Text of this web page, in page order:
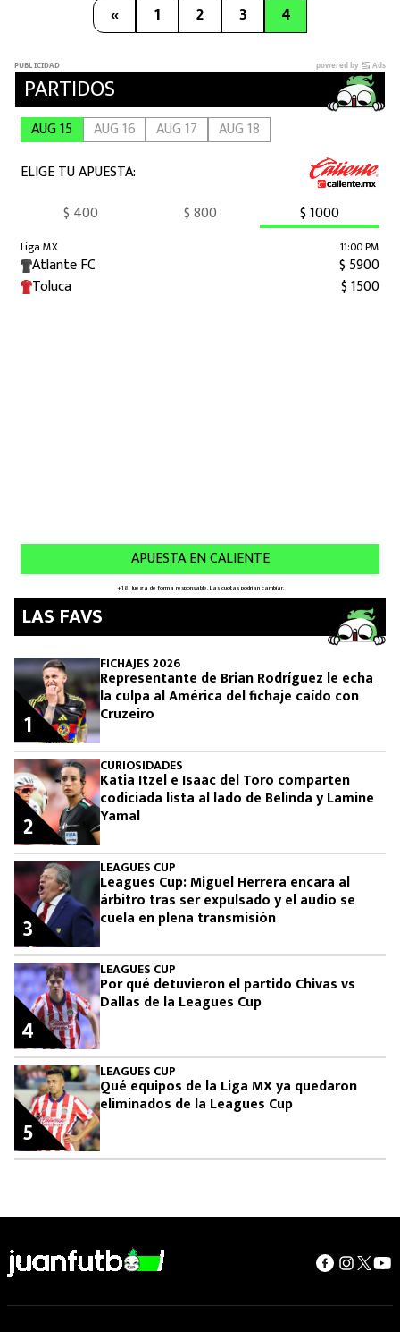
« 1 2 3 4
LAS FAVS
FICHAJES 2026
Representante de Brian Rodríguez le echa
la culpa al América del fichaje caído con
Cruzeiro
1
CURIOSIDADES
Katia Itzel e Isaac del Toro comparten
codiciada lista al lado de Belinda y Lamine
Yamal
2
LEAGUES CUP
Leagues Cup: Miguel Herrera encara al
árbitro tras ser expulsado y el audio se
cuela en plena transmisión
3
LEAGUES CUP
Por qué detuvieron el partido Chivas vs
Dallas de la Leagues Cup
4
LEAGUES CUP
Qué equipos de la Liga MX ya quedaron
eliminados de la Leagues Cup
5